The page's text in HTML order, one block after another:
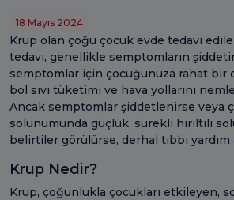
18 Mayıs 2024
Krup olan çoğu çocuk evde tedavi
tedavi, genellikle semptomların
semptomlar için çocuğunuza rahat bir
bol sıvı tüketimi ve hava yollarını
Ancak semptomlar şiddetlenirse veya
solunumunda güçlük, sürekli hırıltılı
belirtiler görülürse, derhal tıbbi yardım
Krup Nedir?
Krup, çoğunlukla çocukları etkileyen,